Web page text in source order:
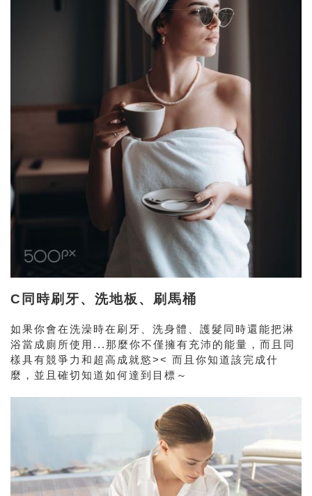
C同時刷牙、洗地板、刷馬桶
如果你會在洗澡時在刷牙、洗身體、護髮同時還能把淋
浴當成廁所使用...那麼你不僅擁有充沛的能量，而且同
樣具有競爭力和超高成就慾>< 而且你知道該完成什
麼，並且確切知道如何達到目標～